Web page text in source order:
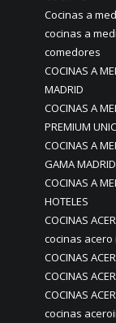
Cocinas a
cocinas a
comedores
COCINAS A
MADRID
COCINAS A
PREMIUM
COCINAS A
GAMA MADRID
COCINAS A
HOTELES
COCINAS
cocinas
COCINAS
COCINAS
COCINAS
cocinas